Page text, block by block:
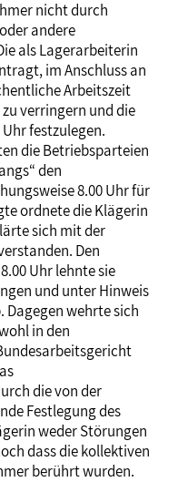
nicht durch
andere
als Lagerarbeiterin
im Anschluss an
Arbeitszeit
verringern und die
festzulegen.
die Betriebsparteien
den
8.00 Uhr für
ordnete die Klägerin
sich mit der
Den
Uhr lehnte sie
und unter Hinweis
wehrte sich
in den
die von der
Festlegung des
weder Störungen
dass die kollektiven
berührt wurden.